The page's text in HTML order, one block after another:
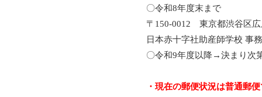
〇令和8年度末まで
〒150-0012 東京都渋谷区広
日本赤十字社助産師学校 事
〇令和9年度以降→決まり次
・現在の郵便状況は普通郵